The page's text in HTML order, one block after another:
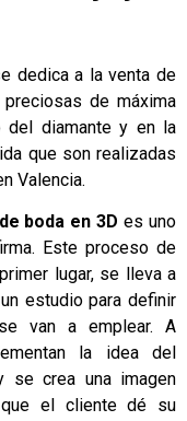
dedica a la venta de
de máxima
del diamante y en la
que son realizadas
Valencia.
boda en 3D es uno
Este proceso de
lugar, se lleva a
estudio para definir
van a emplear. A
la idea del
se crea una imagen
el cliente dé su